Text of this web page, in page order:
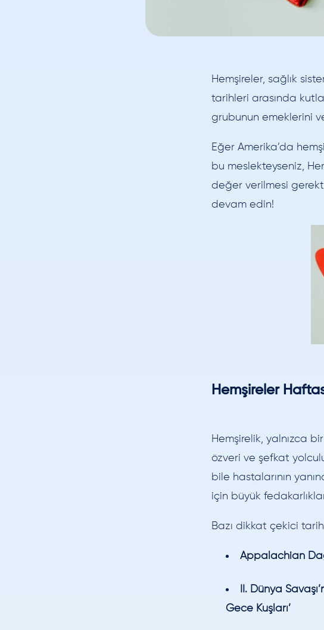
Hemşireler, sağlık
tarihleri arasında
grubunun emeklerini
Eğer Amerika’da
bu meslekteyseniz,
değer verilmesi
devam edin!
Hemşireler
Hemşirelik, yalnızca
özveri ve şefkat
bile hastalarının
için büyük
Bazı dikkat çekici
Appalachian
II. Dünya
Gece Kuşları’